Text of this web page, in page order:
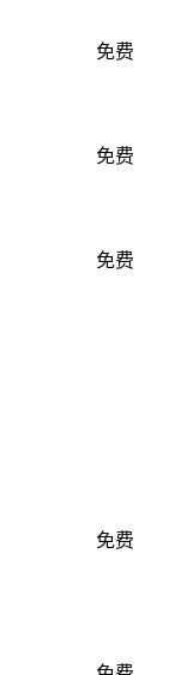
免费
免费
免费
免费